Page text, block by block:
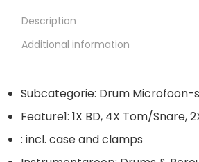
Description
Additional information
Subcategorie: Drum Microfoon-
Feature1: 1X BD, 4X Tom/Snare,
: incl. case and clamps